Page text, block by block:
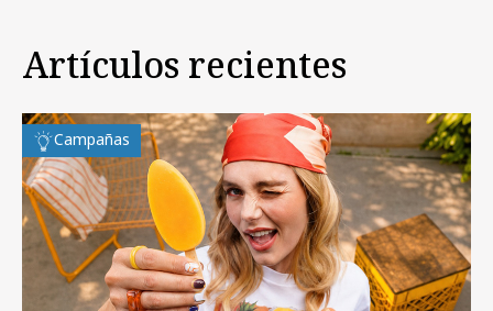
Artículos recientes
Campañas